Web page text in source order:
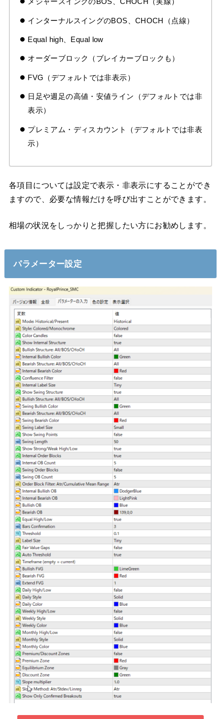
インターナルスイングのBOS、CHOCH（点線）
Equal high、Equal low
オーダーブロック（ブレイカーブロックも）
FVG（デフォルトでは非表示）
日足や週足の高値・安値ライン（デフォルトでは非
表示）
プレミアム・ディスカウント（デフォルトでは非表
示）
各項目については設定で表示・非表示にすることができ
ますので、必要な情報だけを呼び出すことができます。
相場の状況をしっかりと把握したい方にお勧めします。
パラメーター設定